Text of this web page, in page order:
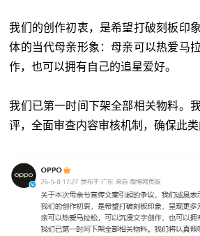
我们的创作初衷，是希望打破刻板印
体的当代母亲形象：母亲可以热爱马
作，也可以拥有自己的追星爱好。
我们已第一时间下架全部相关物料。
评，全面审查内容审核机制，确保此类